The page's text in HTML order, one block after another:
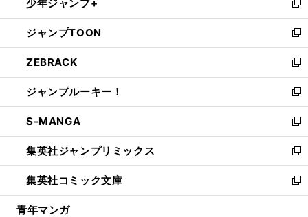
で
開
く
ド
ウ
で
開
く
ィ
ン
ド
ウ
で
開
く
い
ウ
ィ
ン
ド
ウ
で
開
く
少年ジャンプ+
新
し
い
ウ
ィ
ン
ド
ウ
で
開
く
ジャンプTOON
新
し
い
ウ
ィ
ン
ド
ウ
で
開
く
ZEBRACK
新
し
い
ウ
ィ
ン
ド
ウ
で
開
ジャンプルーキー！
新
し
い
ウ
ィ
ン
ド
ウ
S-MANGA
新
し
い
ウ
ィ
ン
集英社ジャンプリミックス
新
し
い
ウ
集英社コミック文庫
新
し
青年マンガ